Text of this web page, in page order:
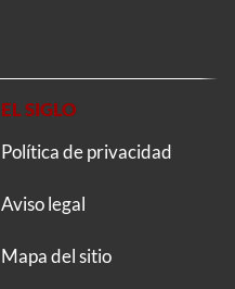
EL SIGLO
Política de privacidad
Aviso legal
Mapa del sitio